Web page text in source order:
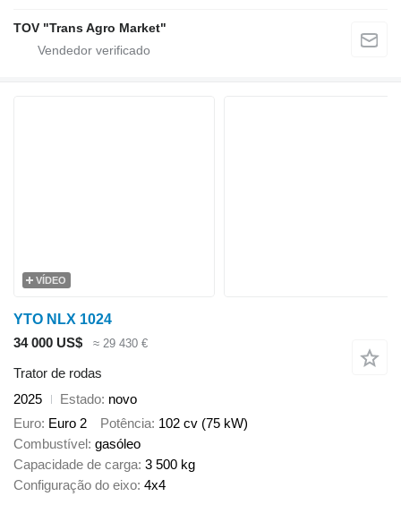
TOV "Trans Agro Market"
VÍDEO
YTO NLX 1024
34 000 US$
≈ 29 430 €
Trator de rodas
2025
Estado novo
Euro Euro 2 Potência 102 cv (75 kW)
Combustível gasóleo
Capacidade de carga 3 500 kg
Configuração do eixo 4x4